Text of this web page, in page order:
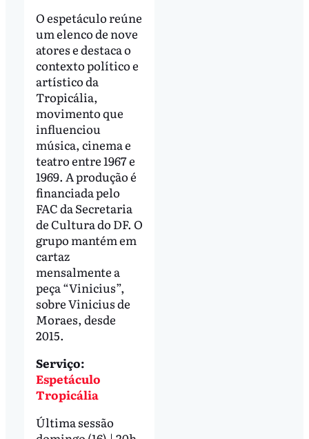
O espetáculo reúne
um elenco de nove
atores e destaca o
contexto político e
artístico da
Tropicália,
movimento que
influenciou
música, cinema e
teatro entre 1967 e
1969. A produção é
financiada pelo
FAC da Secretaria
de Cultura do DF. O
grupo mantém em
cartaz
mensalmente a
peça “Vinicius”,
sobre Vinicius de
Moraes, desde
2015.
Serviço:
Espetáculo
Tropicália
Última sessão